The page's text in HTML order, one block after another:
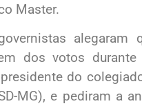
Master.
alegaram
dos votos durante
do
MG), e pediram a